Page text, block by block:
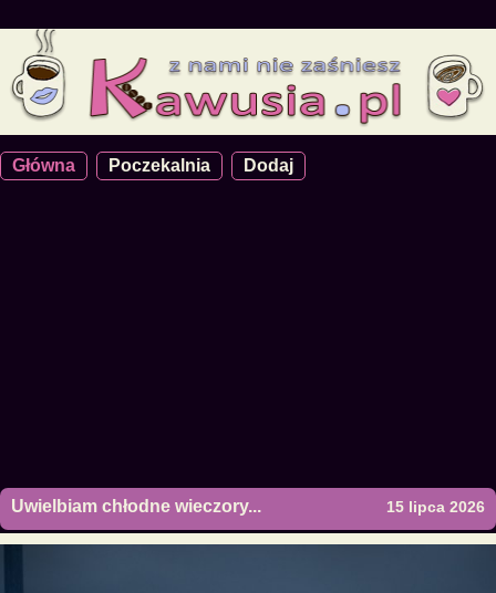
Główna Poczekalnia Dodaj
Uwielbiam chłodne wieczory... 15 lipca 2026